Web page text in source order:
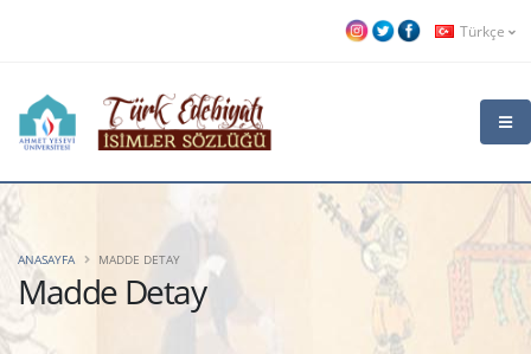
Türkçe
Madde Detay
ANASAYFA MADDE DETAY